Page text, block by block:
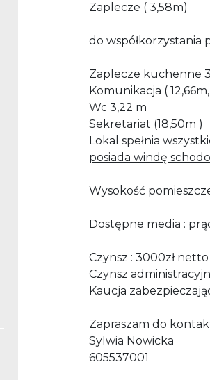
Zaplecze ( 3,58m)
do współkorzystania
Zaplecze kuchenne
Komunikacja (
Wc 3,22 m
Sekretariat (18,50m )
Lokal spełnia
posiada windę
Wysokość
Dostępne media :
Czynsz : 3000zł netto
Czynsz
Kaucja
Zapraszam do
Sylwia Nowicka
605537001